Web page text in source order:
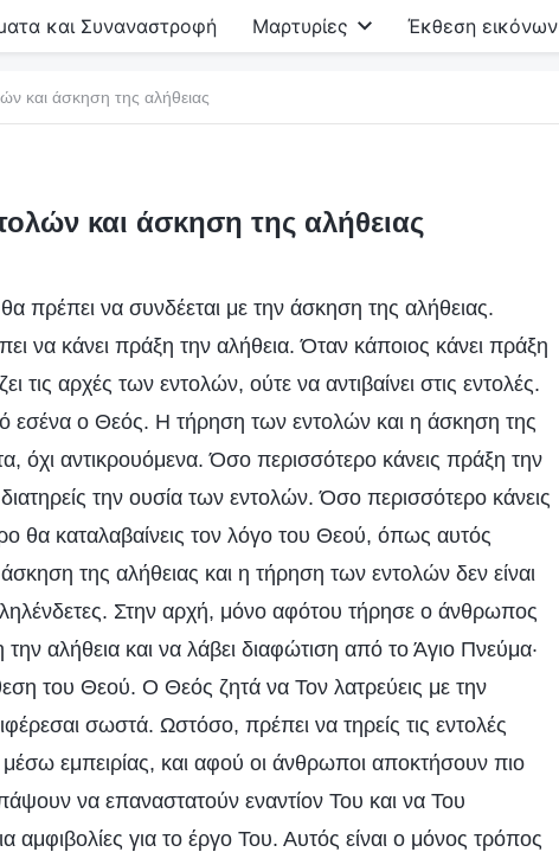
και Συναναστροφή Μαρτυρίες Έκθεση εικόνων
και άσκηση της αλήθειας
και άσκηση της αλήθειας
πρέπει να συνδέεται με την άσκηση της αλήθειας.
να κάνει πράξη την αλήθεια. Όταν κάποιος κάνει πράξη
τις αρχές των εντολών, ούτε να αντιβαίνει στις εντολές.
εσένα ο Θεός. Η τήρηση των εντολών και η άσκηση της
όχι αντικρουόμενα. Όσο περισσότερο κάνεις πράξη την
την ουσία των εντολών. Όσο περισσότερο κάνεις
θα καταλαβαίνεις τον λόγο του Θεού, όπως αυτός
της αλήθειας και η τήρηση των εντολών δεν είναι
Στην αρχή, μόνο αφότου τήρησε ο άνθρωπος
αλήθεια και να λάβει διαφώτιση από το Άγιο Πνεύμα·
του Θεού. Ο Θεός ζητά να Τον λατρεύεις με την
σωστά. Ωστόσο, πρέπει να τηρείς τις εντολές
μέσω εμπειρίας, και αφού οι άνθρωποι αποκτήσουν πιο
να επαναστατούν εναντίον Του και να Του
αμφιβολίες για το έργο Του. Αυτός είναι ο μόνος τρόπος